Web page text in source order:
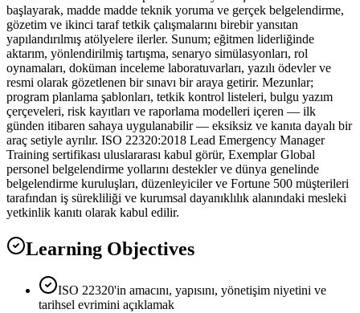
başlayarak, madde madde teknik yoruma ve gerçek belgelendirme,
gözetim ve ikinci taraf tetkik çalışmalarını birebir yansıtan
yapılandırılmış atölyelere ilerler. Sunum; eğitmen liderliğinde
aktarım, yönlendirilmiş tartışma, senaryo simülasyonları, rol
oynamaları, doküman inceleme laboratuvarları, yazılı ödevler ve
resmi olarak gözetlenen bir sınavı bir araya getirir. Mezunlar;
program planlama şablonları, tetkik kontrol listeleri, bulgu yazım
çerçeveleri, risk kayıtları ve raporlama modelleri içeren — ilk
günden itibaren sahaya uygulanabilir — eksiksiz ve kanıta dayalı bir
araç setiyle ayrılır. ISO 22320:2018 Lead Emergency Manager
Training sertifikası uluslararası kabul görür, Exemplar Global
personel belgelendirme yollarını destekler ve dünya genelinde
belgelendirme kuruluşları, düzenleyiciler ve Fortune 500 müşterileri
tarafından iş sürekliliği ve kurumsal dayanıklılık alanındaki mesleki
yetkinlik kanıtı olarak kabul edilir.
Learning Objectives
ISO 22320'in amacını, yapısını, yönetişim niyetini ve
tarihsel evrimini açıklamak